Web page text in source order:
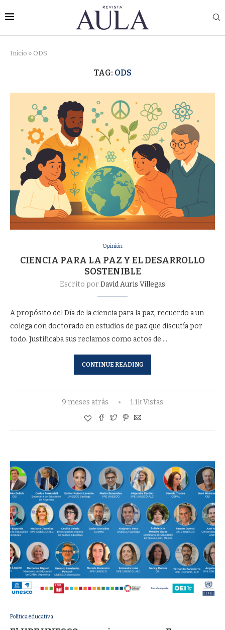
Inicio » ODS
TAG: ODS
Opinión
CIENCIA PARA LA PAZ Y EL DESARROLLO
SOSTENIBLE
Escrito porDavid Auris Villegas
A propósito del Día de la ciencia para la paz, recuerdo a un
colega con doctorado en estudios de paz que discutía por
todo. Justificaba sus reclamos como actos de …
CONTINUE READING
9 meses atrás 1.1k Vistas
Política educativa